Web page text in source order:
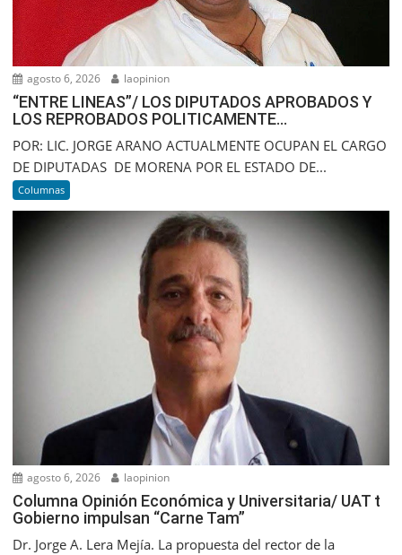
agosto 6, 2026 laopinion
“ENTRE LINEAS”/ LOS DIPUTADOS APROBADOS Y
LOS REPROBADOS POLITICAMENTE…
POR: LIC. JORGE ARANO ACTUALMENTE OCUPAN EL CARGO
DE DIPUTADAS DE MORENA POR EL ESTADO DE...
Columnas
agosto 6, 2026 laopinion
Columna Opinión Económica y Universitaria/ UAT t
Gobierno impulsan “Carne Tam”
Dr. Jorge A. Lera Mejía. La propuesta del rector de la